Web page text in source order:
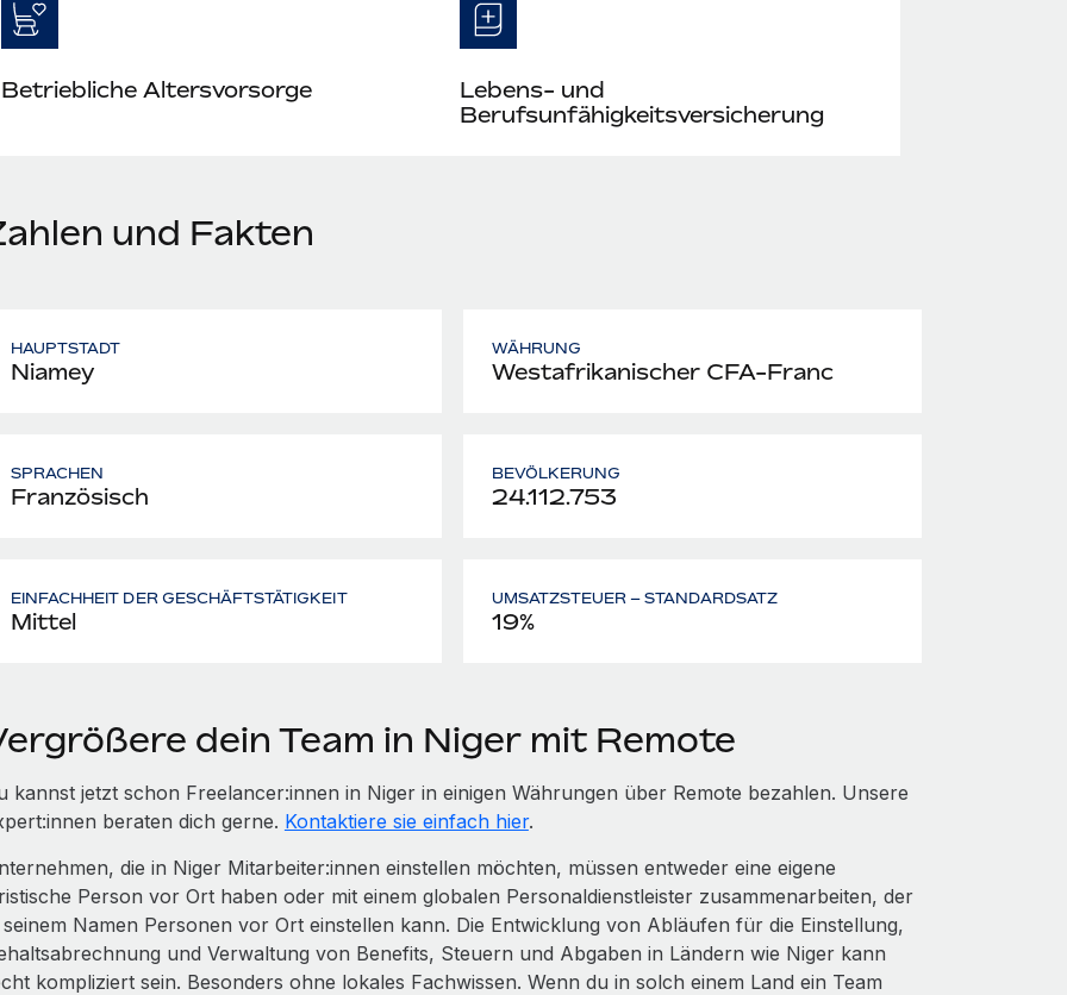
Betriebliche Altersvorsorge
Lebens- und
Berufsunfähigkeitsversicherung
und Fakten
HAUPTSTADT
Niamey
WÄHRUNG
Westafrikanischer CFA-Franc
SPRACHEN
Französisch
BEVÖLKERUNG
24.112.753
EINFACHHEIT DER GESCHÄFTSTÄTIGKEIT
Mittel
UMSATZSTEUER – STANDARDSATZ
19%
dein Team in Niger mit Remote
kannst jetzt schon Freelancer:innen in Niger in einigen Währungen über Remote bezahlen. Unsere
beraten dich gerne. Kontaktiere sie einfach hier.
die in Niger Mitarbeiter:innen einstellen möchten, müssen entweder eine eigene
Person vor Ort haben oder mit einem globalen Personaldienstleister zusammenarbeiten, der
Namen Personen vor Ort einstellen kann. Die Entwicklung von Abläufen für die Einstellung,
und Verwaltung von Benefits, Steuern und Abgaben in Ländern wie Niger kann
kompliziert sein. Besonders ohne lokales Fachwissen. Wenn du in solch einem Land ein Team